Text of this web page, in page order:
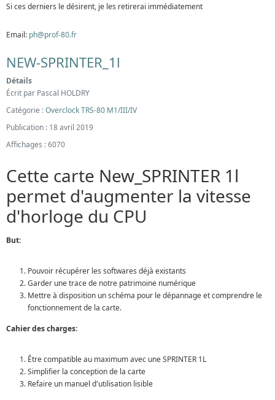
Si ces derniers le désirent, je les retirerai immédiatement
Email: ph@prof-80.fr
NEW-SPRINTER_1l
Détails
Écrit par Pascal HOLDRY
Catégorie :Overclock TRS-80 M1/III/IV
Publication : 18 avril 2019
Affichages : 6070
Cette carte New_SPRINTER 1l
permet d'augmenter la vitesse
d'horloge du CPU
But:
Pouvoir récupérer les softwares déjà existants
Garder une trace de notre patrimoine numérique
Mettre à disposition un schéma pour le dépannage et comprendre le
fonctionnement de la carte.
Cahier des charges:
Être compatible au maximum avec une SPRINTER 1L
Simplifier la conception de la carte
Refaire un manuel d'utilisation lisible